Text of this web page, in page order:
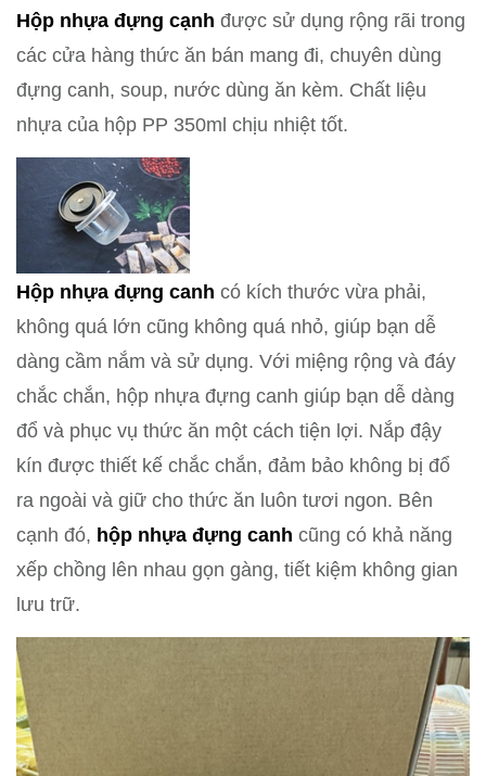
Hộp nhựa đựng cạnh được sử dụng rộng rãi trong
các cửa hàng thức ăn bán mang đi, chuyên dùng
đựng canh, soup, nước dùng ăn kèm. Chất liệu
nhựa của hộp PP 350ml chịu nhiệt tốt.
Hộp nhựa đựng canh có kích thước vừa phải,
không quá lớn cũng không quá nhỏ, giúp bạn dễ
dàng cầm nắm và sử dụng. Với miệng rộng và đáy
chắc chắn, hộp nhựa đựng canh giúp bạn dễ dàng
đổ và phục vụ thức ăn một cách tiện lợi. Nắp đậy
kín được thiết kế chắc chắn, đảm bảo không bị đổ
ra ngoài và giữ cho thức ăn luôn tươi ngon. Bên
cạnh đó, hộp nhựa đựng canh cũng có khả năng
xếp chồng lên nhau gọn gàng, tiết kiệm không gian
lưu trữ.